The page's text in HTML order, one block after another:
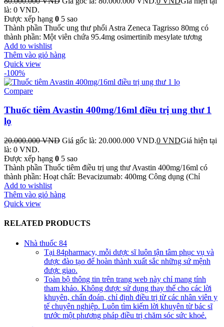
là: 0 VND.
Được xếp hạng 0 5 sao
Thành phần Thuốc ung thư phổi Astra Zeneca Tagrisso 80mg có
thành phần: Một viên chứa 95.4mg osimertinib mesylate tương
Add to wishlist
Thêm vào giỏ hàng
Quick view
-100%
Compare
Thuốc tiêm Avastin 400mg/16ml điều trị ung thư 1
lọ
20.000.000VND Giá gốc là: 20.000.000 VND.0 VNDGiá hiện tại
là: 0 VND.
Được xếp hạng 0 5 sao
Thành phần Thuốc tiêm điều trị ung thư Avastin 400mg/16ml có
thành phần: Hoạt chất: Bevacizumab: 400mg Công dụng (Chỉ
Add to wishlist
Thêm vào giỏ hàng
Quick view
RELATED PRODUCTS
Nhà thuốc 84
Tại 84pharmacy, mỗi dược sĩ luôn tận tâm phục vụ và
được đào tạo để hoàn thành xuất sắc những sứ mệnh
được giao.
Toàn bộ thông tin trên trang web này chỉ mang tính
tham khảo. Không được sử dụng thay thế cho các lời
khuyên, chẩn đoán, chỉ định điều trị từ các nhân viên y
tế chuyên nghiệp. Luôn tìm kiếm lời khuyên từ bác sĩ
trước một phương pháp điều trị chăm sóc sức khoẻ.